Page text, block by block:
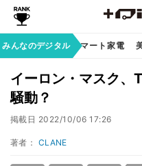
みんなのデジタル
族のデジタル スマート家電
イーロン・マスク
騒動？
掲載日 2022/10/06 17:26
著者： CLANE